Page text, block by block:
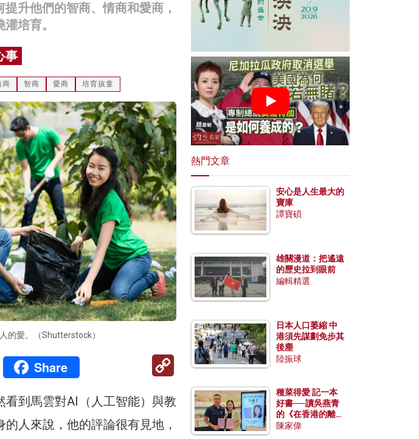
升他們的智商、情商和愛商，
培育。
事
商 智商 愛商 培育孩童
的愛。（Shutterstock）
PrintFriendly
Share
Copy
Link
到馬雲對AI（人工智能）與教
人來說，他的評論很有見地，
熱門文章
安心是人生最大的
寶庫
譚寶碩
雄關漫道：把遙遠
的歷史拉到眼前
編輯精選
日本人口萎縮 中
港須先謀劃免步其
後塵
陸振球
種菜得愛 記一本
好書──讀吳燕青
的《在香港的離島
種菜》
陳家偉